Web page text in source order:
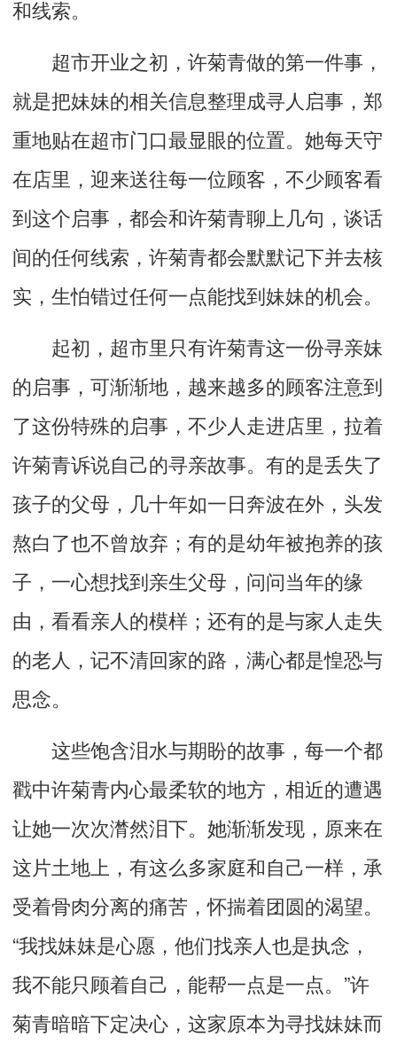
和线索。
超市开业之初，许菊青做的第一件事，
就是把妹妹的相关信息整理成寻人启事，郑
重地贴在超市门口最显眼的位置。她每天守
在店里，迎来送往每一位顾客，不少顾客看
到这个启事，都会和许菊青聊上几句，谈话
间的任何线索，许菊青都会默默记下并去核
实，生怕错过任何一点能找到妹妹的机会。
起初，超市里只有许菊青这一份寻亲妹
的启事，可渐渐地，越来越多的顾客注意到
了这份特殊的启事，不少人走进店里，拉着
许菊青诉说自己的寻亲故事。有的是丢失了
孩子的父母，几十年如一日奔波在外，头发
熬白了也不曾放弃；有的是幼年被抱养的孩
子，一心想找到亲生父母，问问当年的缘
由，看看亲人的模样；还有的是与家人走失
的老人，记不清回家的路，满心都是惶恐与
思念。
这些饱含泪水与期盼的故事，每一个都
戳中许菊青内心最柔软的地方，相近的遭遇
让她一次次潸然泪下。她渐渐发现，原来在
这片土地上，有这么多家庭和自己一样，承
受着骨肉分离的痛苦，怀揣着团圆的渴望。
“我找妹妹是心愿，他们找亲人也是执念，
我不能只顾着自己，能帮一点是一点。”许
菊青暗暗下定决心，这家原本为寻找妹妹而